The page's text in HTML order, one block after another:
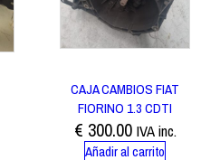
CAJA CAMBIOS FIAT
FIORINO 1.3 CDTI
€ 300.00 IVA inc.
Añadir al carrito